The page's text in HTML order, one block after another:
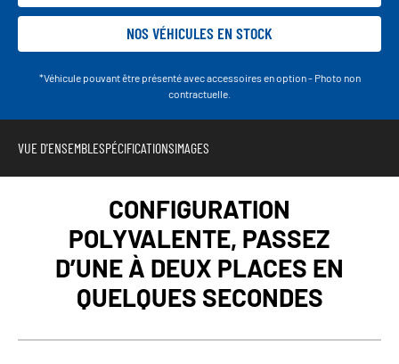
NOS VÉHICULES EN STOCK
*Véhicule pouvant être présenté avec accessoires en option - Photo non
contractuelle.
VUE D'ENSEMBLESPÉCIFICATIONSIMAGES
CONFIGURATION
POLYVALENTE, PASSEZ
D’UNE À DEUX PLACES EN
QUELQUES SECONDES